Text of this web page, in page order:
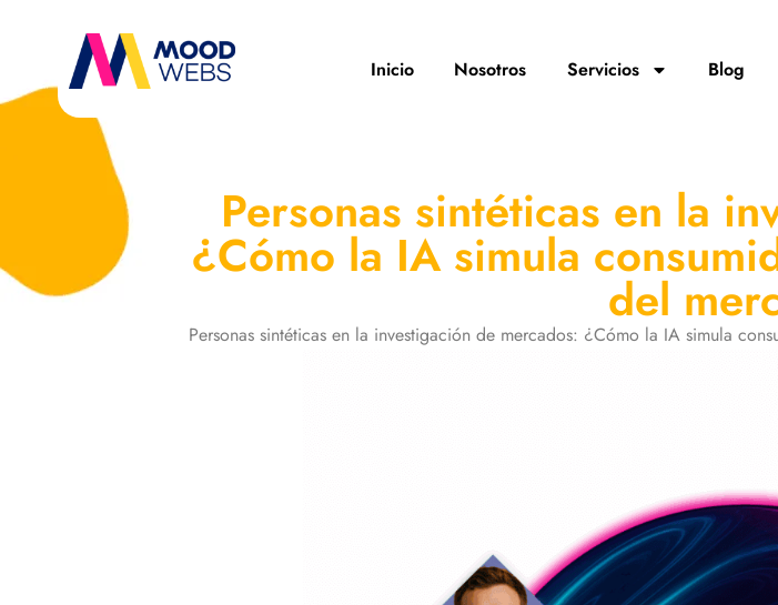
Inicio Nosotros Servicios Blog
Personas sintéticas en la
¿Cómo la IA simula
del
Personas sintéticas en la investigación de mercados: ¿Cómo la IA simula